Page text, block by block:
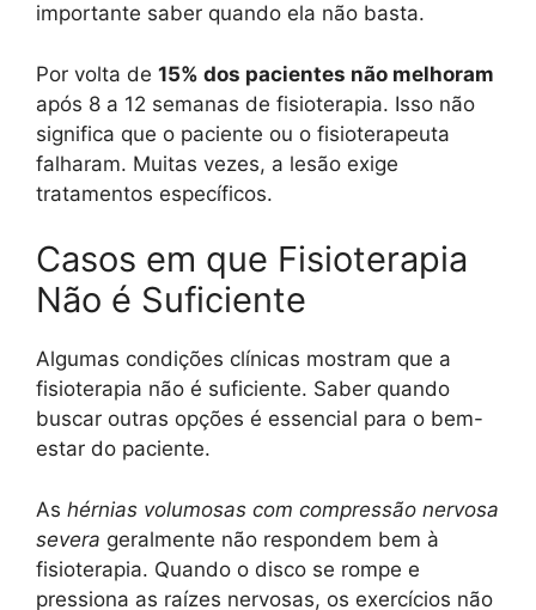
importante saber quando ela não basta.
Por volta de 15% dos pacientes não melhoram
após 8 a 12 semanas de fisioterapia. Isso não
significa que o paciente ou o fisioterapeuta
falharam. Muitas vezes, a lesão exige
tratamentos específicos.
Casos em que Fisioterapia
Não é Suficiente
Algumas condições clínicas mostram que a
fisioterapia não é suficiente. Saber quando
buscar outras opções é essencial para o bem-
estar do paciente.
As hérnias volumosas com compressão nervosa
severa geralmente não respondem bem à
fisioterapia. Quando o disco se rompe e
pressiona as raízes nervosas, os exercícios não